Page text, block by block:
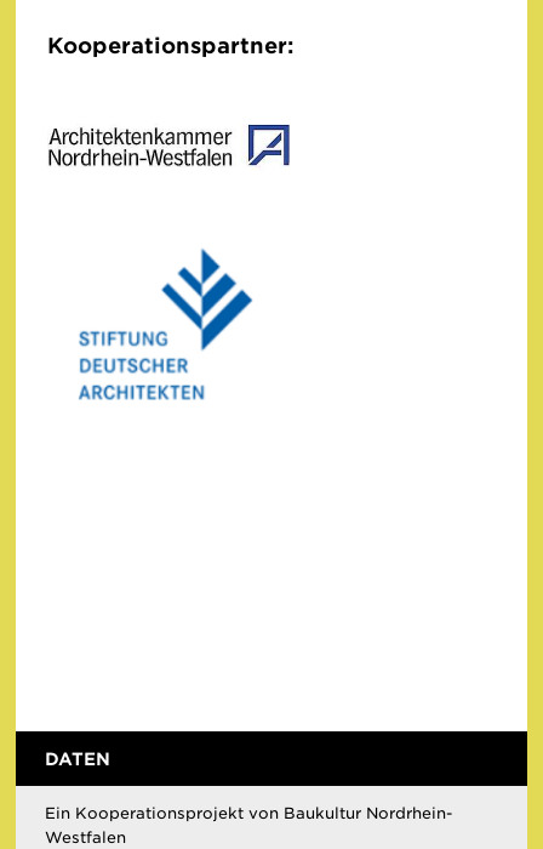
Kooperationspartner:
DATEN
Ein Kooperationsprojekt von Baukultur Nordrhein-
Westfalen